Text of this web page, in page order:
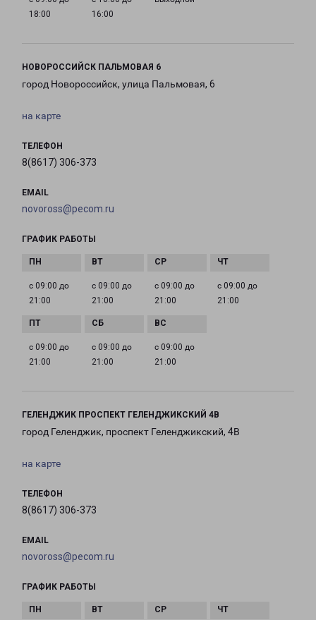
18:00
16:00
НОВОРОССИЙСК ПАЛЬМОВАЯ 6
город Новороссийск, улица Пальмовая, 6
на карте
ТЕЛЕФОН
8(8617) 306-373
EMAIL
novoross@pecom.ru
ГРАФИК РАБОТЫ
с 09:00 до
21:00
с 09:00 до
21:00
с 09:00 до
21:00
с 09:00 до
21:00
с 09:00 до
21:00
с 09:00 до
21:00
с 09:00 до
21:00
ГЕЛЕНДЖИК ПРОСПЕКТ ГЕЛЕНДЖИКСКИЙ 4В
город Геленджик, проспект Геленджикский, 4В
на карте
ТЕЛЕФОН
8(8617) 306-373
EMAIL
novoross@pecom.ru
ГРАФИК РАБОТЫ